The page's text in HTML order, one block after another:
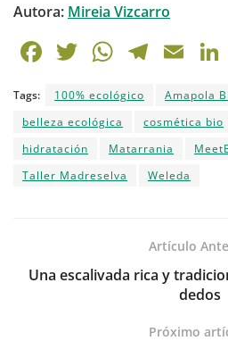
Autora: Mireia Vizcarro
F
c
e
b
o
T
itt
er
W
at
s
A
p
T
e
gr
a
m
E
ai
l
Tags: 100% ecológico Amapola
belleza ecológica
cosmética bio
hidratación
Matarrania
Taller Madreselva
Weleda
Artículo
Una escalivada rica y
dedos
Próximo